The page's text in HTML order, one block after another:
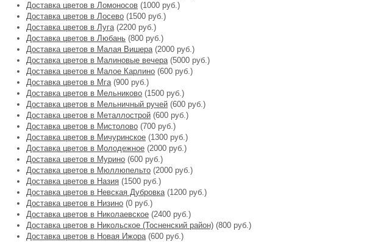
Доставка цветов в Ломоносов (1000 руб.)
Доставка цветов в Лосево (1500 руб.)
Доставка цветов в Луга(2200 руб.)
Доставка цветов в Любань (800 руб.)
Доставка цветов в Малая Вишера(2000 руб.)
Доставка цветов в Малиновые вечера(5000 руб.)
Доставка цветов в Малое Карлино (600 руб.)
Доставка цветов в Мга(900 руб.)
Доставка цветов в Мельниково (1500 руб.)
Доставка цветов в Мельничный ручей (600 руб.)
Доставка цветов в Металлострой (600 руб.)
Доставка цветов в Мистолово (700 руб.)
Доставка цветов в Мичуринское (1300 руб.)
Доставка цветов в Молодежное (2000 руб.)
Доставка цветов в Мурино (600 руб.)
Доставка цветов в Мюллюпельто (2000 руб.)
Доставка цветов в Назия (1500 руб.)
Доставка цветов в Невская Дубровка(1200 руб.)
Доставка цветов в Низино (0 руб.)
Доставка цветов в Николаевское (2400 руб.)
Доставка цветов в Никольское (Тосненский район) (800 руб.)
Доставка цветов в Новая Ижора(600 руб.)